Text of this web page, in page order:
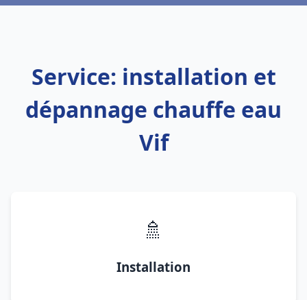
Service: installation et
dépannage chauffe eau
Vif
🚿
Installation